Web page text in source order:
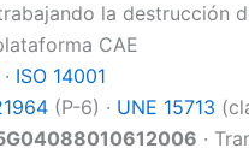
la destrucción
CAE
· ISO 14001
(P-6) · UNE 15713
·